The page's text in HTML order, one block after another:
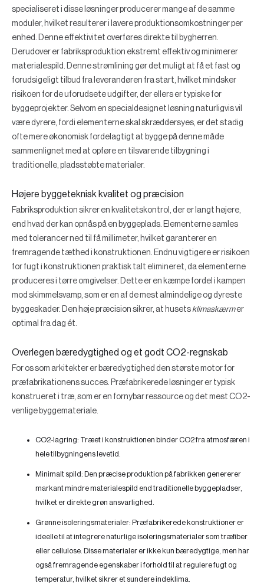
specialiseret i disse løsninger producerer mange af de samme
moduler, hvilket resulterer i lavere produktionsomkostninger per
enhed. Denne effektivitet overføres direkte til bygherren.
Derudover er fabriksproduktion ekstremt effektiv og minimerer
materialespild. Denne strømlining gør det muligt at få et fast og
forudsigeligt tilbud fra leverandøren fra start, hvilket mindsker
risikoen for de uforudsete udgifter, der ellers er typiske for
byggeprojekter. Selvom en specialdesignet løsning naturligvis vil
være dyrere, fordi elementerne skal skræddersyes, er det stadig
ofte mere økonomisk fordelagtigt at bygge på denne måde
sammenlignet med at opføre en tilsvarende tilbygning i
traditionelle, pladsstøbte materialer.
Højere byggeteknisk kvalitet og præcision
Fabriksproduktion sikrer en kvalitetskontrol, der er langt højere,
end hvad der kan opnås på en byggeplads. Elementerne samles
med tolerancer ned til få millimeter, hvilket garanterer en
fremragende tæthed i konstruktionen. Endnu vigtigere er risikoen
for fugt i konstruktionen praktisk talt elimineret, da elementerne
produceres i tørre omgivelser. Dette er en kæmpe fordel i kampen
mod skimmelsvamp, som er en af de mest almindelige og dyreste
byggeskader. Den høje præcision sikrer, at husets klimaskærmer
optimal fra dag ét.
Overlegen bæredygtighed og et godt CO2-regnskab
For os som arkitekter er bæredygtighed den største motor for
præfabrikationens succes. Præfabrikerede løsninger er typisk
konstrueret i træ, som er en fornybar ressource og det mest CO2-
venlige byggemateriale.
CO2-lagring: Træet i konstruktionen binder CO2 fra atmosfæren i
hele tilbygningens levetid.
Minimalt spild: Den præcise produktion på fabrikken genererer
markant mindre materialespild end traditionelle byggepladser,
hvilket er direkte grøn ansvarlighed.
Grønne isoleringsmaterialer: Præfabrikerede konstruktioner er
ideelle til at integrere naturlige isoleringsmaterialer som træfiber
eller cellulose. Disse materialer er ikke kun bæredygtige, men har
også fremragende egenskaber i forhold til at regulere fugt og
temperatur, hvilket sikrer et sundere indeklima.